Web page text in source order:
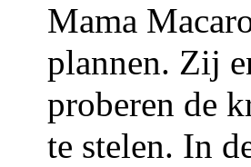
Mama
plannen. Zij
proberen de
te stelen. In